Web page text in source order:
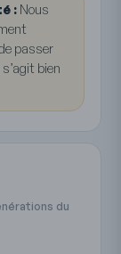
: Nous
passer
bien
du